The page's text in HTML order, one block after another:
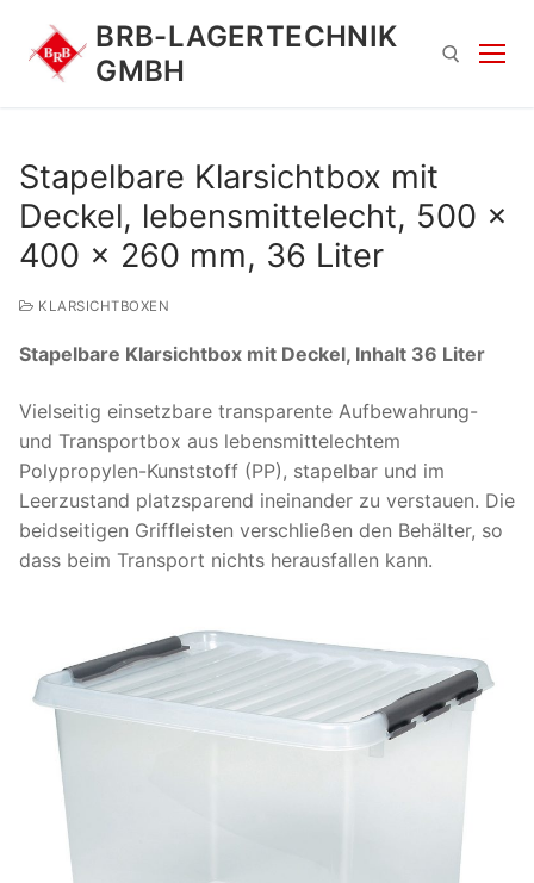
Inhalt
springen
BRB-LAGERTECHNIK
GMBH
nach:
Stapelbare Klarsichtbox mit
Deckel, lebensmittelecht, 500 x
400 x 260 mm, 36 Liter
KLARSICHTBOXEN
Stapelbare Klarsichtbox mit Deckel, Inhalt 36 Liter
Vielseitig einsetzbare transparente Aufbewahrung-
und Transportbox aus lebensmittelechtem
Polypropylen-Kunststoff (PP), stapelbar und im
Leerzustand platzsparend ineinander zu verstauen. Die
beidseitigen Griffleisten verschließen den Behälter, so
dass beim Transport nichts herausfallen kann.